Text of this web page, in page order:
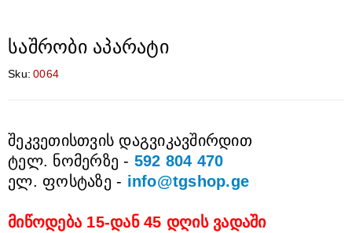
საშრობი აპარატი
Sku: 0064
შეკვეთისთვის დაგვიკავშირდით
ტელ. ნომერზე - 592 804 470
ელ. ფოსტაზე - info@tgshop.ge
მიწოდება 15-დან 45 დღის ვადაში